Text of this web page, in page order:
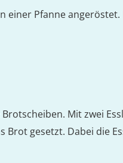
einer Pfanne
Mit zwei
Brot gesetzt. Dabei die